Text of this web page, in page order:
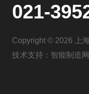
021-
Copyright © 2026 上
技术支持： 智能制造网